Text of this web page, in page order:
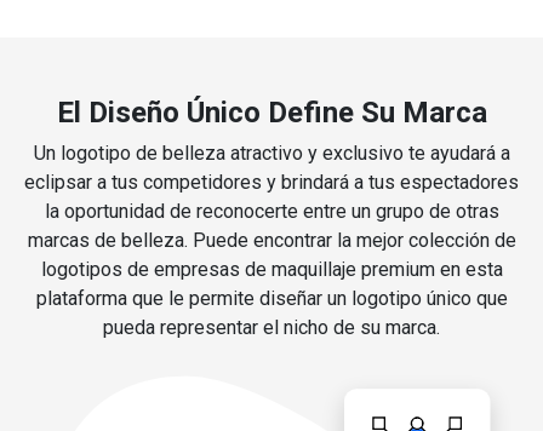
El Diseño Único Define Su Marca
Un logotipo de belleza atractivo y exclusivo te ayudará a
eclipsar a tus competidores y brindará a tus espectadores
la oportunidad de reconocerte entre un grupo de otras
marcas de belleza. Puede encontrar la mejor colección de
logotipos de empresas de maquillaje premium en esta
plataforma que le permite diseñar un logotipo único que
pueda representar el nicho de su marca.